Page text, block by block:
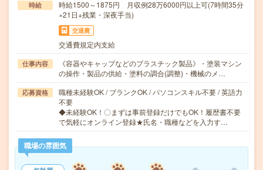
時給
時給1500～1875円 月収例28万6000円以上可(7時間35分
×21日+残業・深夜手当)
交通費
交通費規定内支給
仕事内容
《容器やキャップなどのプラスチック製品》・塗装マシン
の操作・製品の供給・塗料の調合(調整)・機械のメ…
応募資格
職種未経験OK / ブランクOK / パソコンスキル不要 / 英語力
不要
◆未経験OK！〇まずは事前登録だけでもOK！履歴書不要
で気軽にオンライン登録★氏名・職種などを入力す…
職場の雰囲気